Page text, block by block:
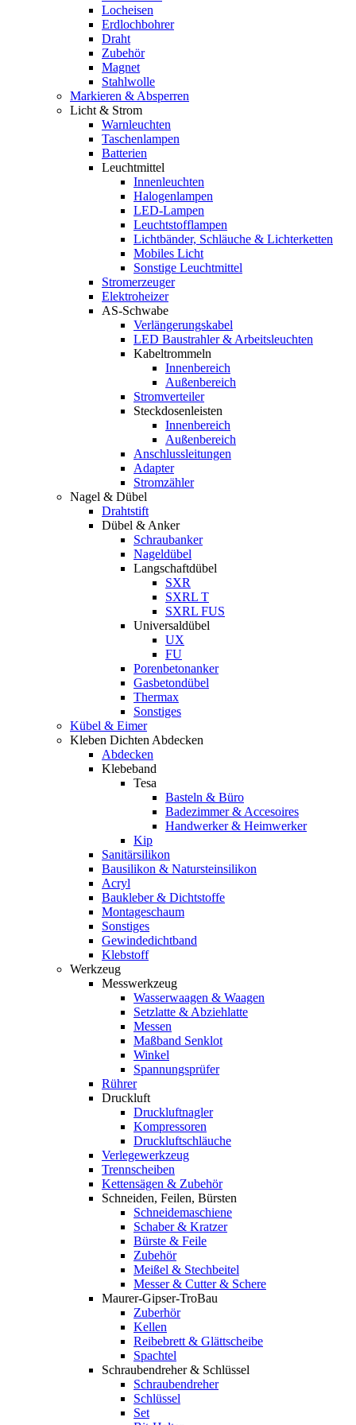
Locheisen
Erdlochbohrer
Draht
Zubehör
Magnet
Stahlwolle
Markieren & Absperren
Licht & Strom
Warnleuchten
Taschenlampen
Batterien
Leuchtmittel
Innenleuchten
Halogenlampen
LED-Lampen
Leuchtstofflampen
Lichtbänder, Schläuche & Lichterketten
Mobiles Licht
Sonstige Leuchtmittel
Stromerzeuger
Elektroheizer
AS-Schwabe
Verlängerungskabel
LED Baustrahler & Arbeitsleuchten
Kabeltrommeln
Innenbereich
Außenbereich
Stromverteiler
Steckdosenleisten
Innenbereich
Außenbereich
Anschlussleitungen
Adapter
Stromzähler
Nagel & Dübel
Drahtstift
Dübel & Anker
Schraubanker
Nageldübel
Langschaftdübel
SXR
SXRL T
SXRL FUS
Universaldübel
UX
FU
Porenbetonanker
Gasbetondübel
Thermax
Sonstiges
Kübel & Eimer
Kleben Dichten Abdecken
Abdecken
Klebeband
Tesa
Basteln & Büro
Badezimmer & Accesoires
Handwerker & Heimwerker
Kip
Sanitärsilikon
Bausilikon & Natursteinsilikon
Acryl
Baukleber & Dichtstoffe
Montageschaum
Sonstiges
Gewindedichtband
Klebstoff
Werkzeug
Messwerkzeug
Wasserwaagen & Waagen
Setzlatte & Abziehlatte
Messen
Maßband Senklot
Winkel
Spannungsprüfer
Rührer
Druckluft
Druckluftnagler
Kompressoren
Druckluftschläuche
Verlegewerkzeug
Trennscheiben
Kettensägen & Zubehör
Schneiden, Feilen, Bürsten
Schneidemaschiene
Schaber & Kratzer
Bürste & Feile
Zubehör
Meißel & Stechbeitel
Messer & Cutter & Schere
Maurer-Gipser-TroBau
Zuberhör
Kellen
Reibebrett & Glättscheibe
Spachtel
Schraubendreher & Schlüssel
Schraubendreher
Schlüssel
Set